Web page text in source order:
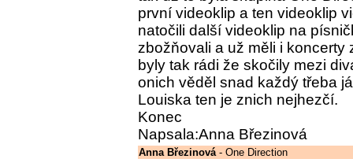
první videoklip a ten videoklip
natočili další videoklip na
zbožňovali a už měli i koncerty
byly tak rádi že skočily mezi
onich věděl snad každý třeba
Louiska ten je znich nejhezčí.
Konec
Napsala:Anna Březinová
Anna Březinová - One Direction